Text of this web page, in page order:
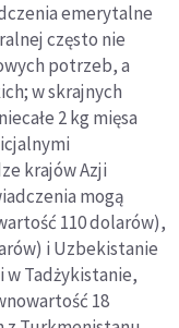
emerytalne
często nie
potrzeb, a
w skrajnych
2 kg mięsa
krajów Azji
mogą
110 dolarów),
i Uzbekistanie
w Tadżykistanie,
18